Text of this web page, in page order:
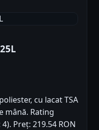
cu lacat TSA
mână. Rating
Preț: 219.54 RON